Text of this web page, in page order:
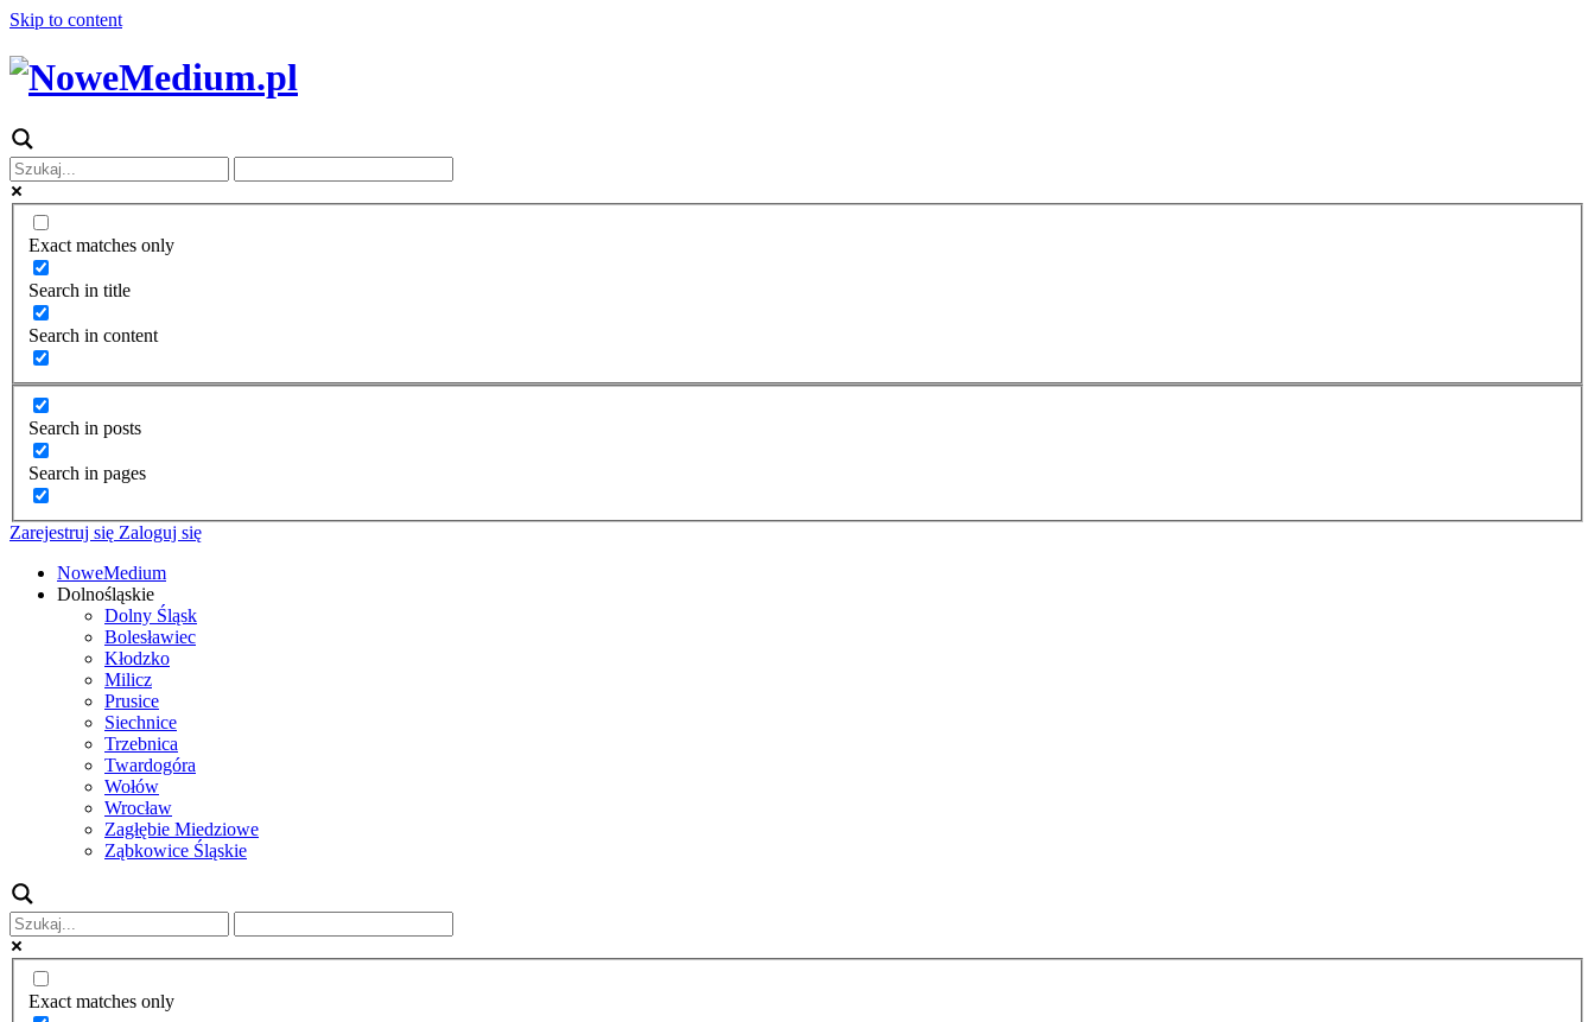
Skip to content
Exact matches only
Search in title
Search in content
Search in posts
Search in pages
Zarejestruj się Zaloguj się
NoweMedium
Dolnośląskie
Dolny Śląsk
Bolesławiec
Kłodzko
Milicz
Prusice
Siechnice
Trzebnica
Twardogóra
Wołów
Wrocław
Zagłębie Miedziowe
Ząbkowice Śląskie
Exact matches only